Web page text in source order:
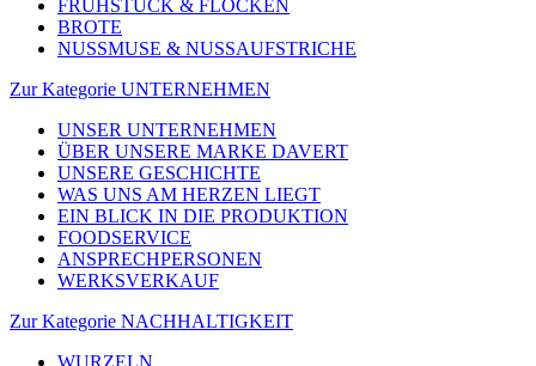
FRÜHSTÜCK & FLOCKEN
BROTE
NUSSMUSE & NUSSAUFSTRICHE
Zur Kategorie UNTERNEHMEN
UNSER UNTERNEHMEN
ÜBER UNSERE MARKE DAVERT
UNSERE GESCHICHTE
WAS UNS AM HERZEN LIEGT
EIN BLICK IN DIE PRODUKTION
FOODSERVICE
ANSPRECHPERSONEN
WERKSVERKAUF
Zur Kategorie NACHHALTIGKEIT
WURZELN